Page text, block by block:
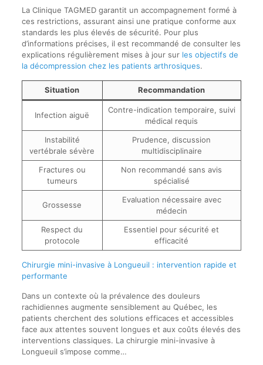
La Clinique TAGMED garantit un accompagnement formé à
ces restrictions, assurant ainsi une pratique conforme aux
standards les plus élevés de sécurité. Pour plus
d’informations précises, il est recommandé de consulter les
explications régulièrement mises à jour sur les objectifs de
la décompression chez les patients arthrosiques.
Situation Recommandation
Infection aiguë
Contre-indication temporaire, suivi
médical requis
Instabilité
vertébrale sévère
Prudence, discussion
multidisciplinaire
Fractures ou
tumeurs
Non recommandé sans avis
spécialisé
Grossesse
Evaluation nécessaire avec
médecin
Respect du
protocole
Essentiel pour sécurité et
efficacité
Chirurgie mini-invasive à Longueuil : intervention rapide et
performante
Dans un contexte où la prévalence des douleurs
rachidiennes augmente sensiblement au Québec, les
patients cherchent des solutions efficaces et accessibles
face aux attentes souvent longues et aux coûts élevés des
interventions classiques. La chirurgie mini-invasive à
Longueuil s’impose comme…